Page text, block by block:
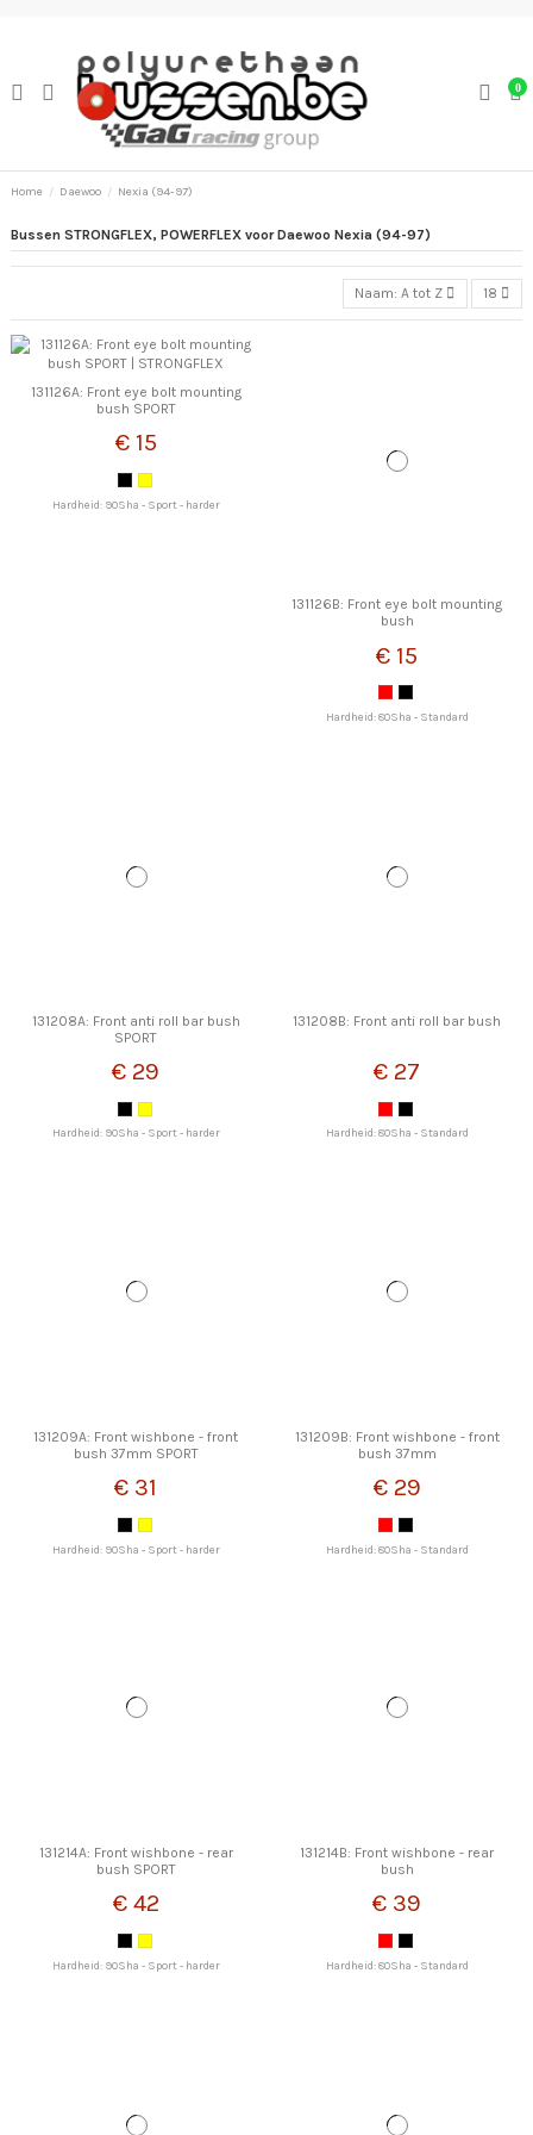
0
Home Daewoo Nexia (94-97)
Bussen STRONGFLEX, POWERFLEX voor Daewoo Nexia (94-97)
Naam: A tot Z 18
131126A: Front eye bolt mounting
bush SPORT
€ 15
Hardheid: 90Sha - Sport - harder
131126B: Front eye bolt mounting
bush
€ 15
Hardheid: 80Sha - Standard
131208A: Front anti roll bar bush
SPORT
€ 29
Hardheid: 90Sha - Sport - harder
131208B: Front anti roll bar bush
€ 27
Hardheid: 80Sha - Standard
131209A: Front wishbone - front
bush 37mm SPORT
€ 31
Hardheid: 90Sha - Sport - harder
131209B: Front wishbone - front
bush 37mm
€ 29
Hardheid: 80Sha - Standard
131214A: Front wishbone - rear
bush SPORT
€ 42
Hardheid: 90Sha - Sport - harder
131214B: Front wishbone - rear
bush
€ 39
Hardheid: 80Sha - Standard